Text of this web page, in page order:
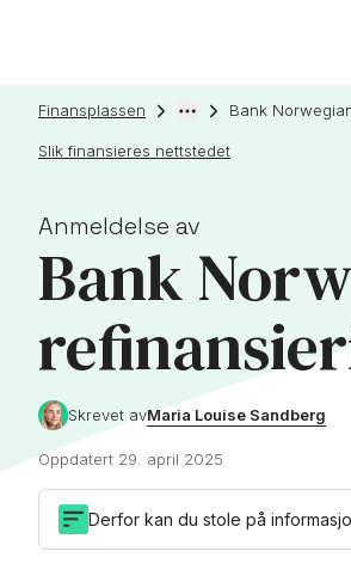
Finansplassen Bank
Slik finansieres nettstedet
Anmeldelse av
Bank
Skrevet avMaria Louise Sandberg
Oppdatert 29. april 2025
Derfor kan du stole på